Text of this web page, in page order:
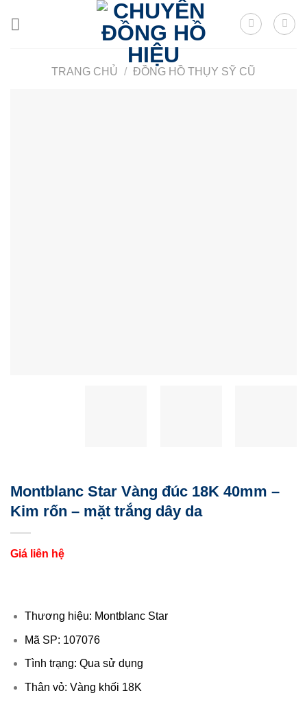
TRANG CHỦ / ĐỒNG HỒ THỤY SỸ CŨ
Montblanc Star Vàng đúc 18K 40mm –
Kim rốn – mặt trắng dây da
Giá liên hệ
Thương hiệu: Montblanc Star
Mã SP: 107076
Tình trạng: Qua sử dụng
Thân vỏ: Vàng khối 18K